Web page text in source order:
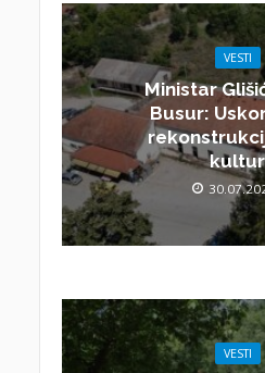
VESTI
Ministar
Busur:
VESTI